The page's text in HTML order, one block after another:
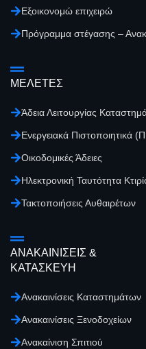
Εξοικονομώ επιχειρώ
Πρόγραμμα στέγασης –
ΜΕΛΕΤΕΣ
Άδεια Λειτουργίας
Ενεργειακά Πιστοποιητικά
Οικοδομικές Άδειες
Ηλεκτρονική Ταυτότητα
Τακτοποιήσεις Αυθαιρέτων
ΑΝΑΚΑΙΝΙΣΕΙΣ &
ΚΑΤΑΣΚΕΥΗ
Ανακαινίσεις Καταστημάτων
Ανακαινίσεις Ξενοδοχείων
Ανακαίνιση Σπιτιού